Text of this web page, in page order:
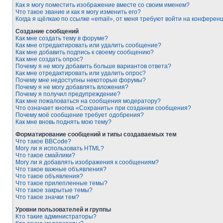
Как я могу поместить изображение вместе со своим именем?
Что такое звание и как я могу изменить его?
Когда я щёлкаю по ссылке «email», от меня требуют войти на
Создание сообщений
Как мне создать тему в форуме?
Как мне отредактировать или удалить сообщение?
Как мне добавить подпись к своему сообщению?
Как мне создать опрос?
Почему я не могу добавить больше вариантов ответа?
Как мне отредактировать или удалить опрос?
Почему мне недоступны некоторые форумы?
Почему я не могу добавлять вложения?
Почему я получил предупреждение?
Как мне пожаловаться на сообщения модератору?
Что означает кнопка «Сохранить» при создании сообщения?
Почему моё сообщение требует одобрения?
Как мне вновь поднять мою тему?
Форматирование сообщений и типы создаваемых тем
Что такое BBCode?
Могу ли я использовать HTML?
Что такое смайлики?
Могу ли я добавлять изображения к сообщениям?
Что такое важные объявления?
Что такое объявления?
Что такое прилепленные темы?
Что такое закрытые темы?
Что такое значки тем?
Уровни пользователей и группы
Кто такие администраторы?